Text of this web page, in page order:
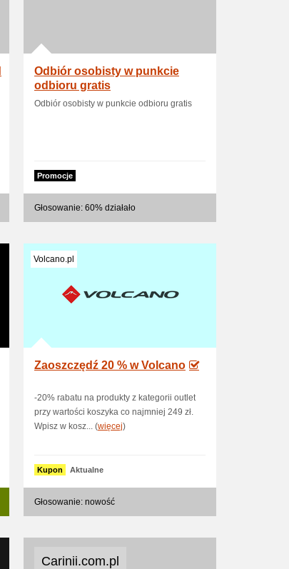
Odbiór osobisty w punkcie
odbioru gratis
Odbiór osobisty w punkcie odbioru gratis
Promocje
Głosowanie: 60% działało
Volcano.pl
Zaoszczędź 20 % w Volcano
-20% rabatu na produkty z kategorii outlet
przy wartości koszyka co najmniej 249 zł.
Wpisz w kosz... (więcej)
Kupon Aktualne
Głosowanie: nowość
Carinii.com.pl